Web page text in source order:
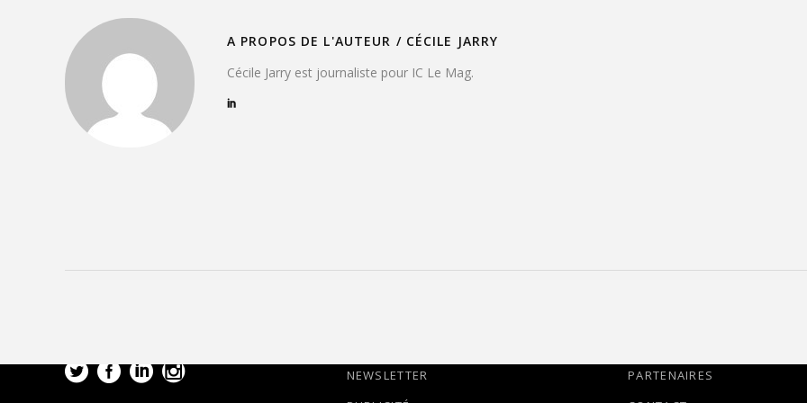
A PROPOS DE L'AUTEUR / CÉCILE JARRY
Cécile Jarry est journaliste pour IC Le Mag.
NEWSLETTER
PARTENAIRES